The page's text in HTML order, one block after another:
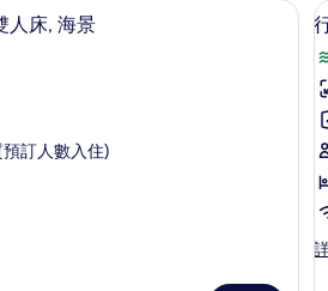
片
標
準
雙
人
海
景
詳
情
手提電腦工作空間、熨斗/熨衫板、免
人床, 海景
訂人數入住)
入
政
1
行